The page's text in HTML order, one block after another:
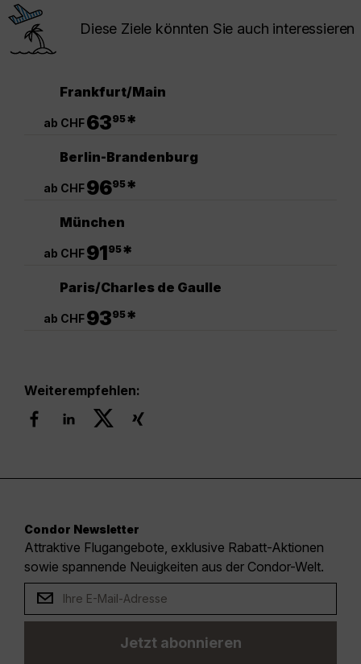
Diese Ziele könnten Sie auch interessieren
Frankfurt/Main
ab CHF6395*
Berlin-Brandenburg
ab CHF9695*
München
ab CHF9195*
Paris/Charles de Gaulle
ab CHF9395*
Weiterempfehlen:
Condor Newsletter
Attraktive Flugangebote, exklusive Rabatt-Aktionen
sowie spannende Neuigkeiten aus der Condor-Welt.
Jetzt abonnieren